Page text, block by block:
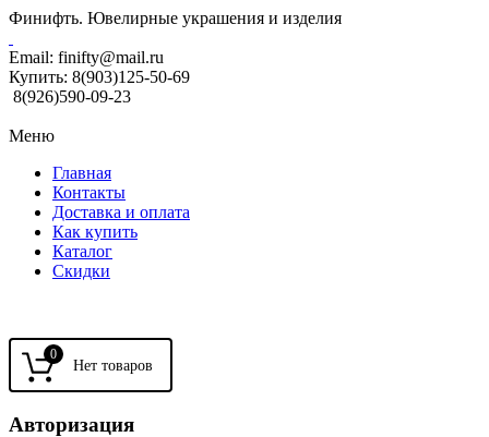
Финифть. Ювелирные украшения и изделия
Email: finifty@mail.ru
Купить: 8(903)125-50-69
8(926)590-09-23
Меню
Главная
Контакты
Доставка и оплата
Как купить
Каталог
Скидки
0
Авторизация